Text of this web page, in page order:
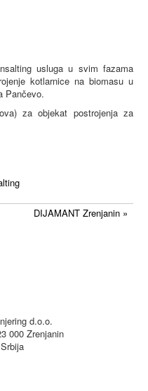
usluga u svim fazama
kotlarnice na biomasu u
Pančevo.
za objekat postrojenja za
DIJAMANT Zrenjanin »
d.o.o.
000 Zrenjanin